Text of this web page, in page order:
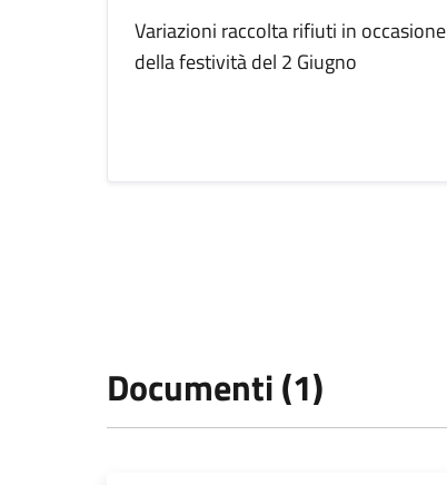
Variazioni raccolta rifiuti in occasione
della festività del 2 Giugno
Documenti (1)